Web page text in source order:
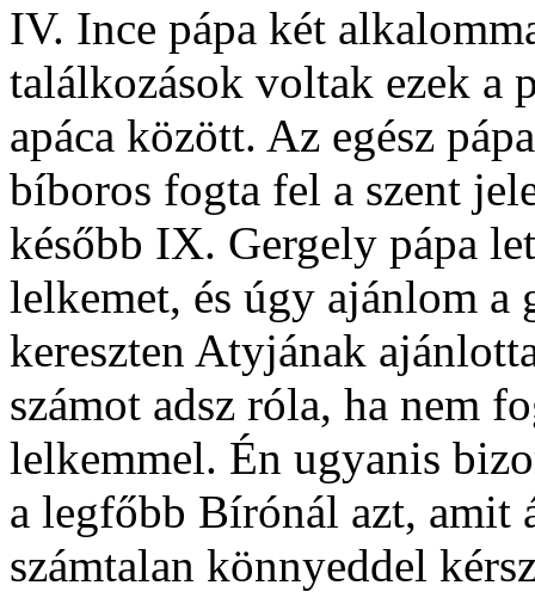
IV. Ince pápa két
találkozások voltak ezek a
apáca között. Az egész
bíboros fogta fel a szent
később IX. Gergely pápa
lelkemet, és úgy ajánlom a
kereszten Atyjának
számot adsz róla, ha nem
lelkemmel. Én ugyanis
a legfőbb Bírónál azt, amit
számtalan könnyeddel